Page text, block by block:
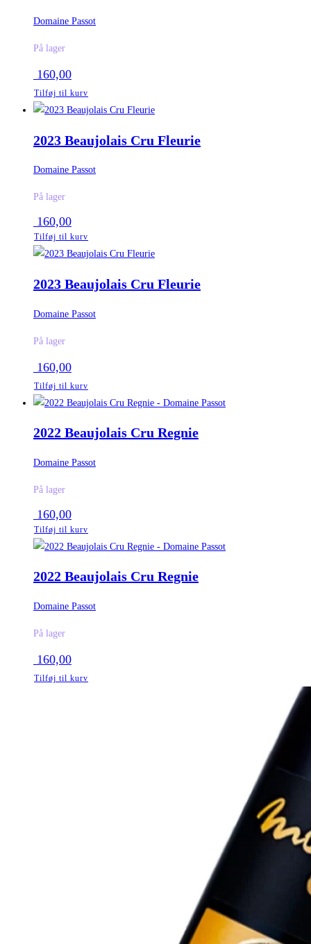
Domaine Passot
På lager
160,00
Tilføj til kurv
2023 Beaujolais Cru Fleurie
Domaine Passot
På lager
160,00
Tilføj til kurv
2023 Beaujolais Cru Fleurie
Domaine Passot
På lager
160,00
Tilføj til kurv
2022 Beaujolais Cru Regnie
Domaine Passot
På lager
160,00
Tilføj til kurv
2022 Beaujolais Cru Regnie
Domaine Passot
På lager
160,00
Tilføj til kurv